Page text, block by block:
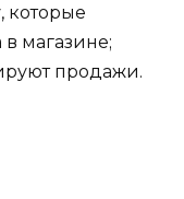
которые
в магазине;
продажи.